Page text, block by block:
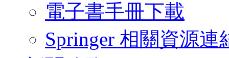
電子書手冊下載
Springer 相關資源連